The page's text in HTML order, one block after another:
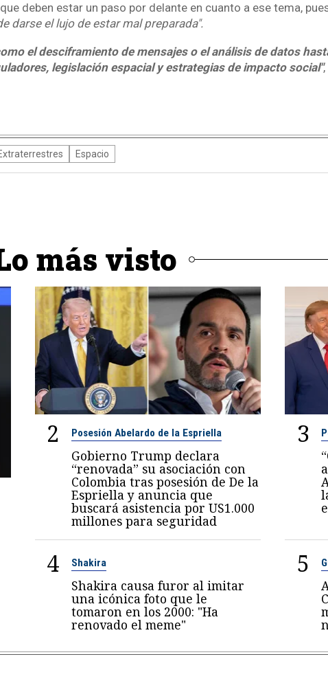
deben estar un paso por delante en cuanto a ese tema,
darse el lujo de estar mal preparada".
el desciframiento de mensajes o el análisis de datos
legislación espacial y estrategias de impacto social",
Espacio
más visto
2 Posesión Abelardo de la Espriella
Gobierno Trump declara
“renovada” su asociación con
Colombia tras posesión de De la
Espriella y anuncia que
buscará asistencia por US1.000
millones para seguridad
3
4 Shakira
Shakira causa furor al imitar
una icónica foto que le
tomaron en los 2000: "Ha
renovado el meme"
5